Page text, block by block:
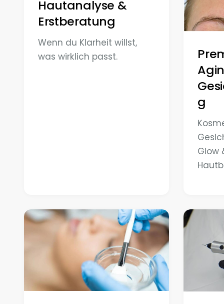
Hautanalyse &
Erstberatung
Wenn du Klarheit willst,
was wirklich passt.
g
Glow